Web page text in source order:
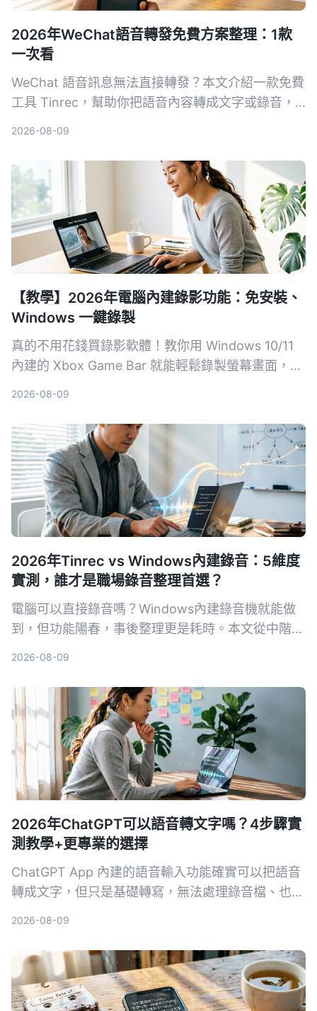
2026年WeChat語音轉發免費方案整理：1款
一次看
WeChat 語音訊息無法直接轉發？本文介紹一款免費
工具 Tinrec，幫助你把語音內容轉成文字或錄音，
2026-08-09
【教學】2026年電腦內建錄影功能：免安裝、
Windows 一鍵錄製
真的不用花錢買錄影軟體！教你用 Windows 10/11
內建的 Xbox Game Bar 就能輕鬆錄製螢幕畫面，步
2026-08-09
2026年Tinrec vs Windows內建錄音：5維度
實測，誰才是職場錄音整理首選？
電腦可以直接錄音嗎？Windows內建錄音機就能做
到，但功能陽春，事後整理更是耗時。本文從中階主
門檻五大維度的表現，幫你找到最適合會議、學習與
訪談的錄音整理方案。
2026-08-09
2026年ChatGPT可以語音轉文字嗎？4步驟實
測教學+更專業的選擇
ChatGPT App 內建的語音輸入功能確實可以把語音
轉成文字，但只是基礎轉寫，無法處理錄音檔、也沒
具 Tinrec，看看哪一個更適合會議、學習和內容整
理。
2026-08-09